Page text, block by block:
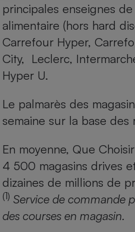
principales enseignes
alimentaire (hors hard
Carrefour Hyper,
City, Leclerc,
Hyper U.
Le palmarès des
semaine sur la base des
En moyenne, Que
4 500 magasins drives
dizaines de millions de
(1) Service de commande
des courses en magasin.